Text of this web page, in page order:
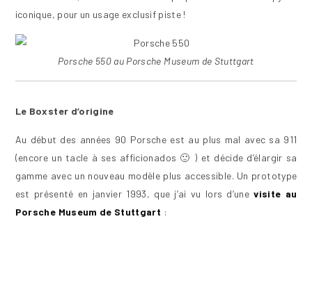
iconique, pour un usage exclusif piste !
Porsche 550 au Porsche Museum de Stuttgart
Le Boxster d’origine
Au début des années 90 Porsche est au plus mal avec sa 911
(encore un tacle à ses afficionados 🙂 ) et décide d’élargir sa
gamme avec un nouveau modèle plus accessible. Un prototype
est présenté en janvier 1993, que j’ai vu lors d’unevisite au
Porsche Museum de Stuttgart :